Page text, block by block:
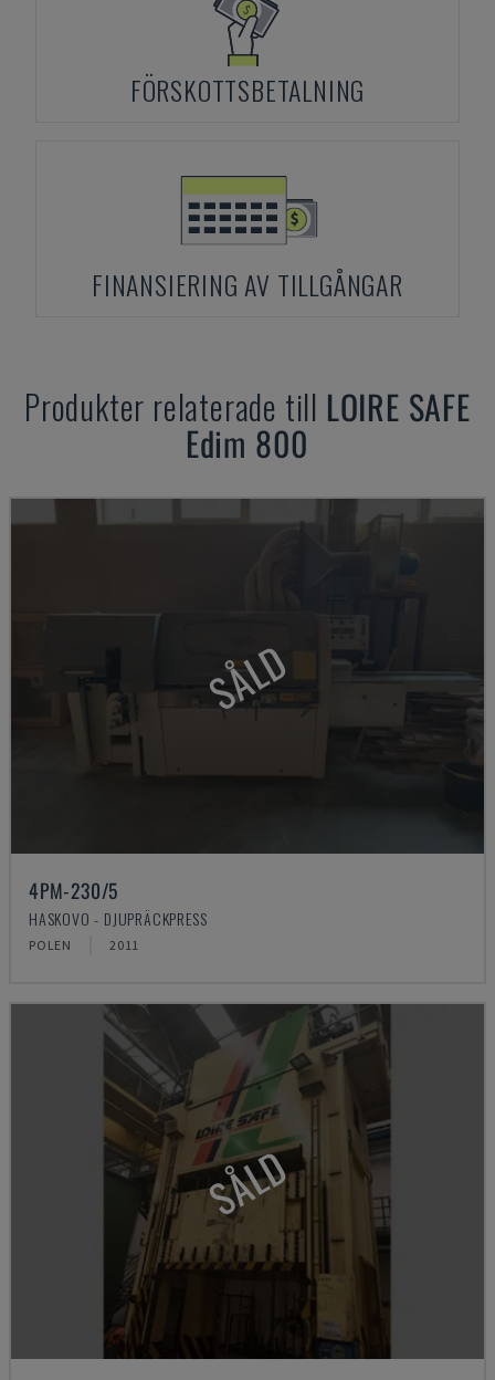
FÖRSKOTTSBETALNING
FINANSIERING AV TILLGÅNGAR
Produkter relaterade till LOIRE SAFE
Edim 800
SÅLD
4PM-230/5
HASKOVO - DJUPRÄCKPRESS
POLEN 2011
SÅLD